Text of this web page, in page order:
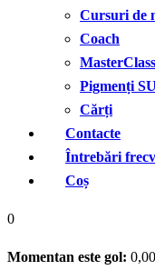
Cursuri de
Coach
MasterClass
Pigmenți
Cărți
Contacte
Întrebări
Coș
0
Momentan este gol: 0,00